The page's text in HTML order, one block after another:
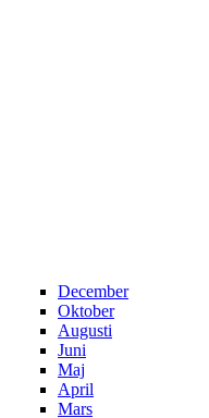
December
Oktober
Augusti
Juni
Maj
April
Mars